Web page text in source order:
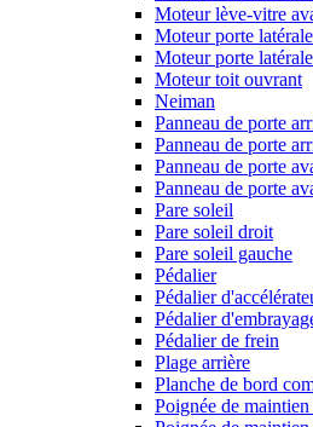
Moteur lève-vitre
Moteur porte
Moteur porte
Moteur toit ouvrant
Neiman
Panneau de porte
Panneau de porte
Panneau de porte
Panneau de porte
Pare soleil
Pare soleil droit
Pare soleil gauche
Pédalier
Pédalier
Pédalier
Pédalier de frein
Plage arrière
Planche de bord
Poignée de